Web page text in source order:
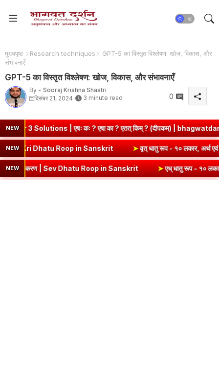
मुख्यपृष्ठ Research techniques
GPT-5 का विस्तृत विश्लेषण: खोज, विकास, और
संभावनाएँ
GPT-5 का विस्तृत विश्लेषण: खोज, विकास, और संभावनाएँ
By - Sooraj Krishna Shastri
दिसंबर 21, 2024
3 minute read 0
NEW
| एषः कः ? एषा का ? एतत् किम् ? (दीपकम) | bhagwatdarshan.com
NEW
लकार, अर्थ एवं व्याकरण | Kri Dhatu Roop in Sanskrit ➤वृत् धातु रूप -
NEW
| Sev Dhatu Roop in Sanskrit ➤एध् धातु रूप - १० लकार, अर्थ एवं